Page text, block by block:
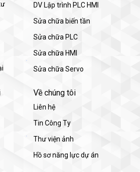
DV Lập trình PLC HMI
Sửa chữa biến tần
Sửa chữa PLC
Sửa chữa HMI
Sửa chữa Servo
Về chúng tôi
Liên hệ
Tin Công Ty
Thư viện ảnh
Hồ sơ năng lực dự án